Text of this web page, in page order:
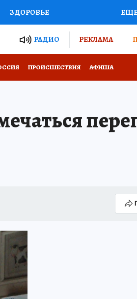
ЗДОРОВЬЕ
РОССИИРАДИО РЕКЛАМА
ПРОИСШЕСТВИЯ АФИША